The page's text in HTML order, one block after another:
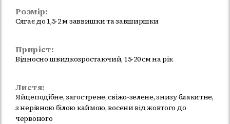
Розмір:
Сягає до 1,5-2 м заввишки та завширшки
Приріст:
Відносно швидкозростаючий, 15-20 см на рік
Листя:
Яйцеподібне, загострене, свіжо-зелене, знизу блакитне,
з нерівною білою каймою, восени від жовтого до
червоного